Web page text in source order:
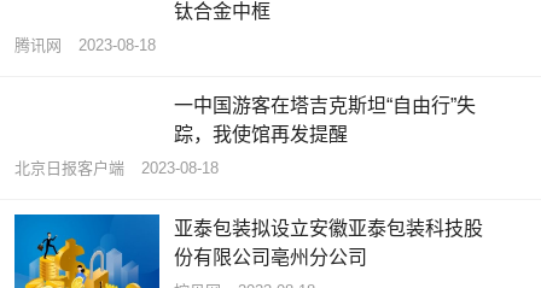
钛合金中框
腾讯网 2023-08-18
一中国游客在塔吉克斯坦“自由行”失
踪，我使馆再发提醒
北京日报客户端 2023-08-18
亚泰包装拟设立安徽亚泰包装科技股
份有限公司亳州分公司